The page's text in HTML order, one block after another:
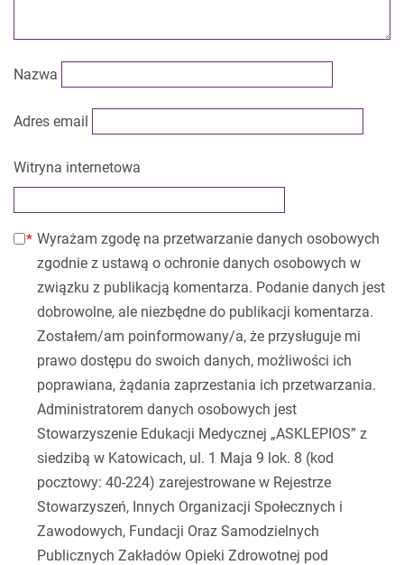
Nazwa
Adres email
Witryna internetowa
Wyrażam zgodę na przetwarzanie danych osobowych
zgodnie z ustawą o ochronie danych osobowych w
związku z publikacją komentarza. Podanie danych jest
dobrowolne, ale niezbędne do publikacji komentarza.
Zostałem/am poinformowany/a, że przysługuje mi
prawo dostępu do swoich danych, możliwości ich
poprawiana, żądania zaprzestania ich przetwarzania.
Administratorem danych osobowych jest
Stowarzyszenie Edukacji Medycznej „ASKLEPIOS” z
siedzibą w Katowicach, ul. 1 Maja 9 lok. 8 (kod
pocztowy: 40-224) zarejestrowane w Rejestrze
Stowarzyszeń, Innych Organizacji Społecznych i
Zawodowych, Fundacji Oraz Samodzielnych
Publicznych Zakładów Opieki Zdrowotnej pod